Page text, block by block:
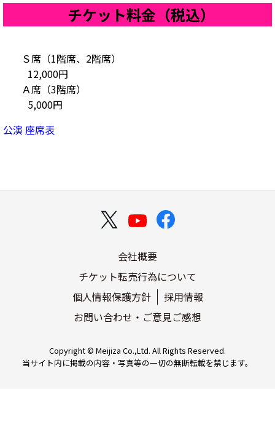
チケット料金（税込）
Ｓ席（1階席、2階席）
12,000円
Ａ席（3階席）
5,000円
公演 座席表
会社概要
チケット転売行為について
個人情報保護方針
採用情報
お問い合わせ・ご意見ご感想
Copyright © Meijiza Co.,Ltd. All Rights Reserved.
当サイト内に掲載の内容・写真等の一切の無断転載を禁じます。